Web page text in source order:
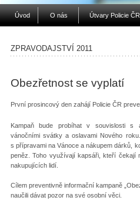
Úvod O nás Útvary Policie ČR
ZPRAVODAJSTVÍ 2011
Obezřetnost se vyplatí
První prosincový den zahájí Policie ČR
Kampaň bude probíhat v souvislosti s
vánočními svátky a oslavami Nového
s přípravami na Vánoce a nákupem dárků,
peněz. Toho využívají kapsáři, kteří čekají
nakupujících lidí.
Cílem preventivně informační kampaně
naučili dávat pozor na své osobní věci.